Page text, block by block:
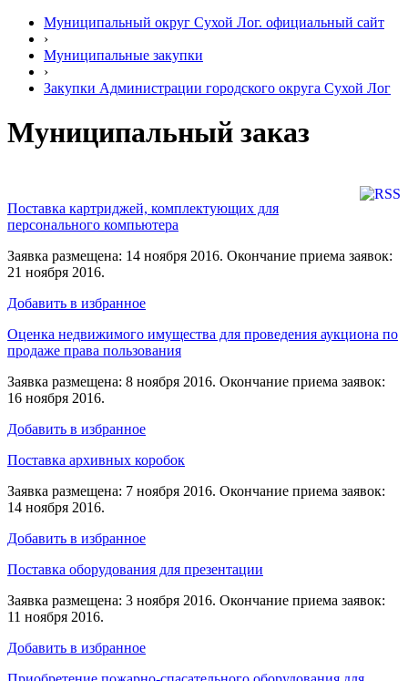
Муниципальный округ Сухой Лог. официальный сайт
›
Муниципальные закупки
›
Закупки Администрации городского округа Сухой Лог
Муниципальный заказ
Поставка картриджей, комплектующих для
персонального компьютера
Заявка размещена: 14 ноября 2016. Окончание приема заявок:
21 ноября 2016.
Добавить в избранное
Оценка недвижимого имущества для проведения аукциона по
продаже права пользования
Заявка размещена: 8 ноября 2016. Окончание приема заявок:
16 ноября 2016.
Добавить в избранное
Поставка архивных коробок
Заявка размещена: 7 ноября 2016. Окончание приема заявок:
14 ноября 2016.
Добавить в избранное
Поставка оборудования для презентации
Заявка размещена: 3 ноября 2016. Окончание приема заявок:
11 ноября 2016.
Добавить в избранное